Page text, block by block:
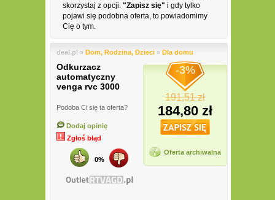
skorzystaj z opcji: "Zapisz się" i gdy tylko
pojawi się podobna oferta, to powiadomimy
Cię o tym.
deal.pl » Dom, Rodzina, Dzieci » Dla domu
Odkurzacz
automatyczny
venga rvc 3000
Podoba Ci się ta oferta?
Dodaj opinię
Zgłoś błąd
0%
-3%
191,51 zł
184,80 zł
Oferta archiwalna